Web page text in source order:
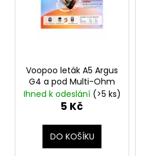
Voopoo leták A5 Argus
G4 a pod Multi-Ohm
Ihned k odeslání (>5 ks)
5 Kč
DO KOŠÍKU
20MG
602
Kč